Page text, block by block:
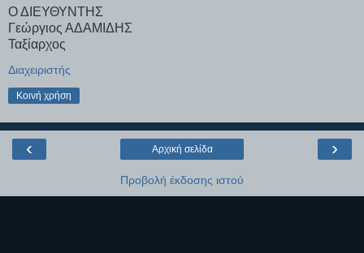
Ο ΔΙΕΥΘΥΝΤΗΣ
Γεώργιος ΑΔΑΜΙΔΗΣ
Ταξίαρχος
Διαχειριστής
Κοινή χρήση
‹ ›
Αρχική σελίδα
Προβολή έκδοσης ιστού